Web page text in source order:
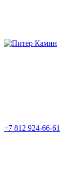
+7 812 924-66-61